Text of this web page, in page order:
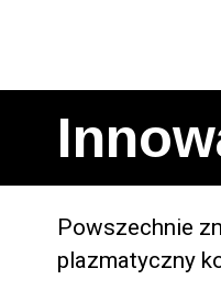
Powszechnie
plazmatyczny